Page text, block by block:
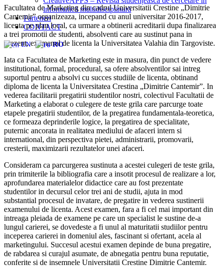
informatică multidisciplinară
Parteneri
CONTACT
EN RO
Facultatea de Marketing din cadrul Universitatii Crestine „Dimitrie
Cantemir” organizeaza, incepand cu anul universitar 2016-2017,
licenta pe plan local, ca urmare a obtinerii acreditarii dupa finalizarea
a trei promotii de studenti, absolventi care au sustinut pana in
prezent, examenul de licenta la Universitatea Valahia din Targoviste.
Iata ca Facultatea de Marketing este in masura, din punct de vedere
institutional, formal, procedural, sa ofere absolventilor sai intreg
suportul pentru a absolvi cu succes studiile de licenta, obtinand
diploma de licenta la Universitatea Crestina „Dimitrie Cantemir”. In
vederea facilitarii pregatirii studentilor nostri, colectivul Facultatii de
Marketing a elaborat o culegere de teste grila care parcurge toate
etapele pregatirii studentilor, de la pregatirea fundamentala-teoretica,
ce formeaza deprinderile logice, la pregatirea de specialitate,
puternic ancorata in realitatea mediului de afaceri intern si
international, din perspectiva pietei, administrarii, promovarii,
cresterii, maximizarii rezultatelor unei afaceri.
Consideram ca parcurgerea sustinuta a acestei culegeri de teste grila,
prin trimiterile la bibliografia care a insotit procesul de realizare a lor,
aprofundarea materialelor didactice care au fost prezentate
studentilor in decursul celor trei ani de studii, ajuta in mod
substantial procesul de invatare, de pregatire in vederea sustinerii
examenului de licenta. Acest examen, fara a fi cel mai important din
intreaga pleiada de examene pe care un specialist le sustine de-a
lungul carierei, se dovedeste a fi unul al maturitatii studiilor pentru
inceperea carierei in domeniul ales, fascinant si ofertant, acela al
marketingului. Succesul acestui examen depinde de buna pregatire,
de rabdarea si curajul asumate, de abnegatia pentru buna reputatie,
conferite si de insemnele Universitatii Crestine Dimitrie Cantemir.